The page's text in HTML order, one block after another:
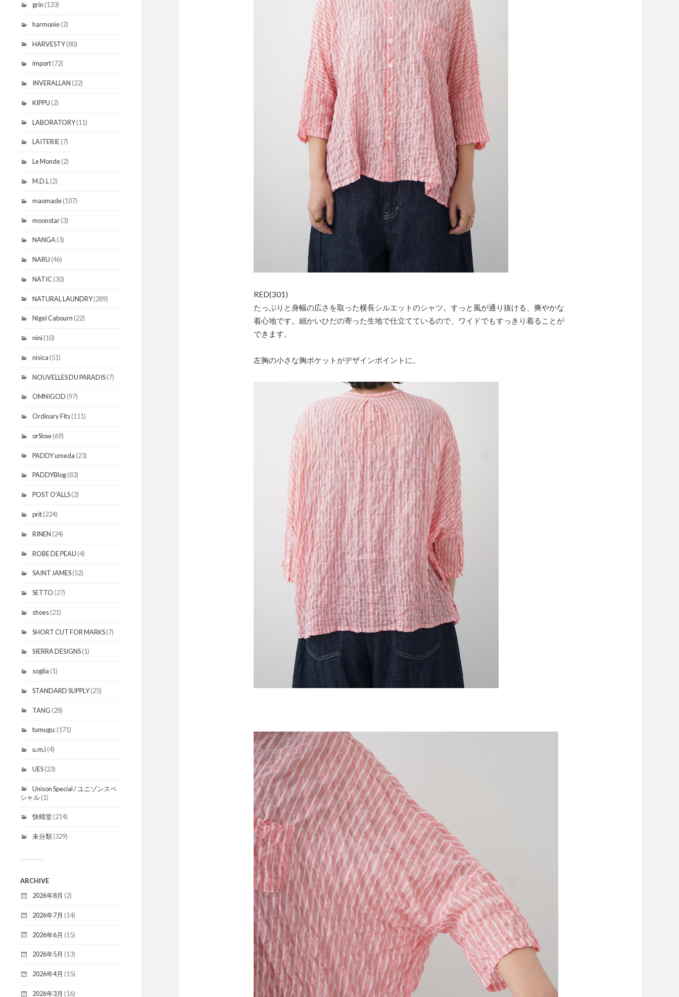
grin (133)
harmonie(2)
HARVESTY(80)
import(72)
INVERALLAN (22)
KIPPU (2)
LABORATORY(11)
LAITERIE(7)
Le Monde(2)
M.D.L (2)
maomade(107)
moonstar(3)
NANGA(3)
NARU (46)
NATIC(30)
NATURAL LAUNDRY(289)
Nigel Cabourn (22)
nini(10)
nisica (51)
NOUVELLES DU PARADIS(7)
OMNIGOD (97)
Ordinary Fits(111)
orSlow(69)
PADDY umeda (23)
PADDYBlog(83)
POST O'ALLS(2)
prit(224)
RINEN (24)
ROBE DE PEAU (4)
SAINT JAMES(52)
SETTO (27)
shoes(21)
SHORT CUT FOR MARKS(7)
SIERRA DESIGNS(1)
soglia (1)
STANDARD SUPPLY(25)
TANG (28)
tumugu:(171)
u.m.i(4)
UES(23)
Unison Special / ユニゾンスペ
シャル(1)
快晴堂(214)
未分類(329)
ARCHIVE
2026年8月 (2)
2026年7月 (14)
2026年6月 (15)
2026年5月 (13)
2026年4月 (15)
2026年3月 (16)
RED(301)
たっぷりと身幅の広さを取った横長シルエットのシャツ。すっと風が通り抜ける、爽やかな
着心地です。細かいひだの寄った生地で仕立てているので、ワイドでもすっきり着ることが
できます。
左胸の小さな胸ポケットがデザインポイントに。